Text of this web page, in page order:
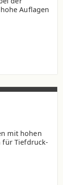
Auflagen
mit hohen
für Tiefdruck-